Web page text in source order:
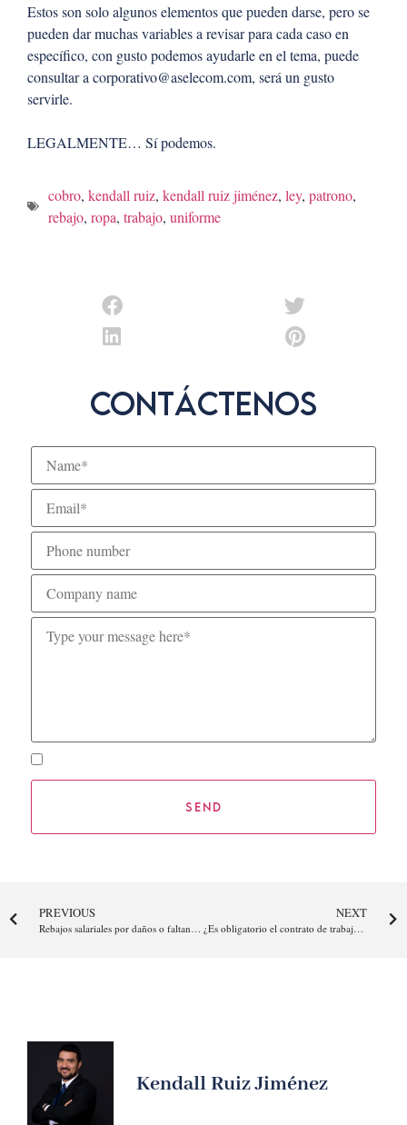
Estos son solo algunos elementos que pueden darse, pero se
pueden dar muchas variables a revisar para cada caso en
específico, con gusto podemos ayudarle en el tema, puede
consultar a corporativo@aselecom.com, será un gusto
servirle.
LEGALMENTE… Sí podemos.
cobro, kendall ruiz, kendall ruiz jiménez, ley, patrono,
rebajo, ropa, trabajo, uniforme
Contáctenos
PREVIOUS
Rebajos salariales por daños o faltantes (cuidados y prohibiciones)
NEXT
¿Es obligatorio el contrato de trabajo por escrito?
Kendall Ruiz Jiménez